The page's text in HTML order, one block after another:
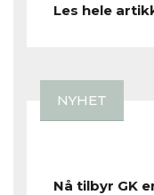
Les hele
NYHET
Nå tilbyr GK